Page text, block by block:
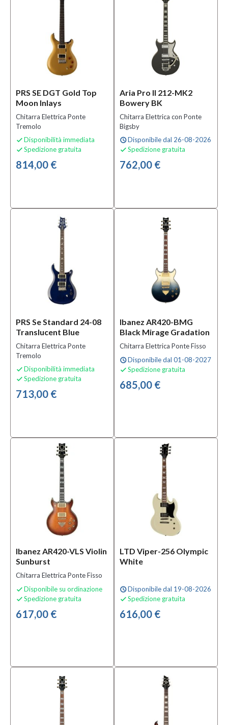
Profondità
42
(4)
Scala
622,3
625
Serie
Hot Rod
Collection
(2)
Mirage
Series
300
MOSTRA
Frederiksen
Strumento
Chitarra
Elettrica
(6)
Tastiera
(1)
PRS SE DGT Gold Top
Moon Inlays
Chitarra Elettrica Ponte
Tremolo
 Disponibilità immediata
 Spedizione gratuita
814,00 €
Aria Pro II 212-MK2
Bowery BK
Chitarra Elettrica con Ponte
Bigsby
scheduleDisponibile dal 26-08-2026
 Spedizione gratuita
762,00 €
PRS Se Standard 24-08
Translucent Blue
Chitarra Elettrica Ponte
Tremolo
 Disponibilità immediata
 Spedizione gratuita
713,00 €
Ibanez AR420-BMG
Black Mirage Gradation
Chitarra Elettrica Ponte Fisso
scheduleDisponibile dal 01-08-2027
 Spedizione gratuita
685,00 €
Ibanez AR420-VLS Violin
Sunburst
Chitarra Elettrica Ponte Fisso
 Disponibile su ordinazione
 Spedizione gratuita
617,00 €
LTD Viper-256 Olympic
White
scheduleDisponibile dal 19-08-2026
 Spedizione gratuita
616,00 €